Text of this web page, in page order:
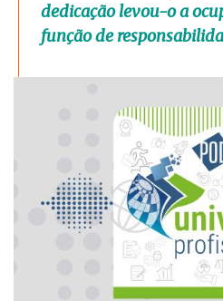
dedicação levou-o a
função de